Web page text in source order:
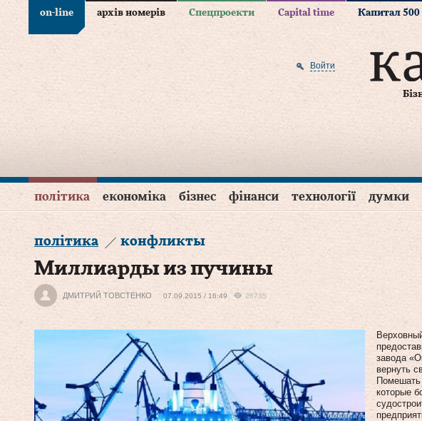
on-line архів номерів Спецпроекти Capital time Капитал 500
Войти
політика економіка бізнес фінанси технології думки
політика конфликты
Миллиарды из пучины
ДМИТРИЙ ТОВСТЕНКО 07.09.2015 / 16:49 26735
завода
вернуть
которые